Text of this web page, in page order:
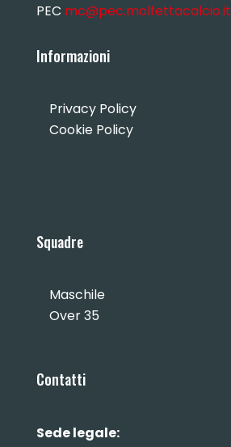
PEC mc@pec.molfettacalcio.it
Informazioni
Privacy Policy
Cookie Policy
Squadre
Maschile
Over 35
Contatti
Sede legale: